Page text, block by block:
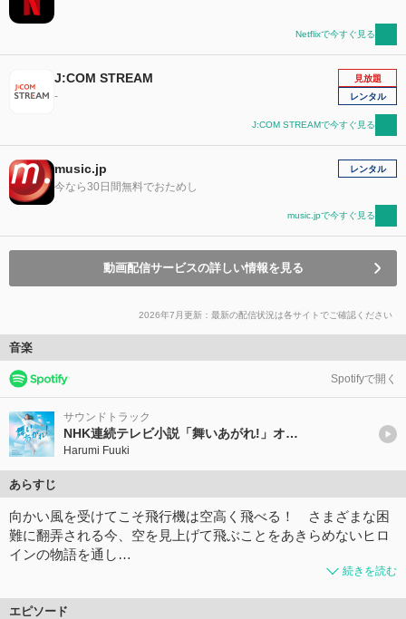
Netflixで今すぐ見る
J:COM STREAM
-
見放題
レンタル
J:COM STREAMで今すぐ見る
music.jp
今なら30日間無料でおためし
レンタル
music.jpで今すぐ見る
動画配信サービスの詳しい情報を見る
2026年7月更新：最新の配信状況は各サイトでご確認ください
音楽
Spotifyで開く
サウンドトラック
NHK連続テレビ小説「舞いあがれ!」オリジナル・サウンドトラック
Harumi Fuuki
あらすじ
向かい風を受けてこそ飛行機は空高く飛べる！ さまざまな困
難に翻弄される今、空を見上げて飛ぶことをあきらめないヒロ
インの物語を通し…
続きを読む
エピソード